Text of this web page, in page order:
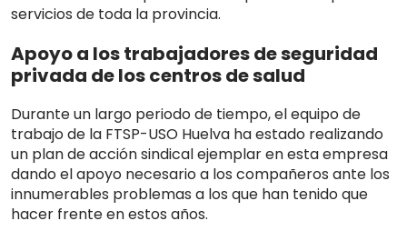
servicios de toda la provincia.
Apoyo a los trabajadores de seguridad
privada de los centros de salud
Durante un largo periodo de tiempo, el equipo de
trabajo de la FTSP-USO Huelva ha estado realizando
un plan de acción sindical ejemplar en esta empresa
dando el apoyo necesario a los compañeros ante los
innumerables problemas a los que han tenido que
hacer frente en estos años.